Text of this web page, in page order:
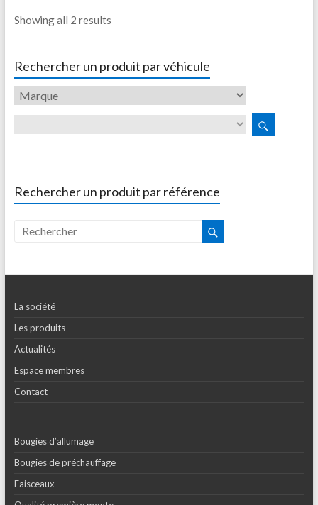
Showing all 2 results
Rechercher un produit par véhicule
Rechercher un produit par référence
La société
Les produits
Actualités
Espace membres
Contact
Bougies d’allumage
Bougies de préchauffage
Faisceaux